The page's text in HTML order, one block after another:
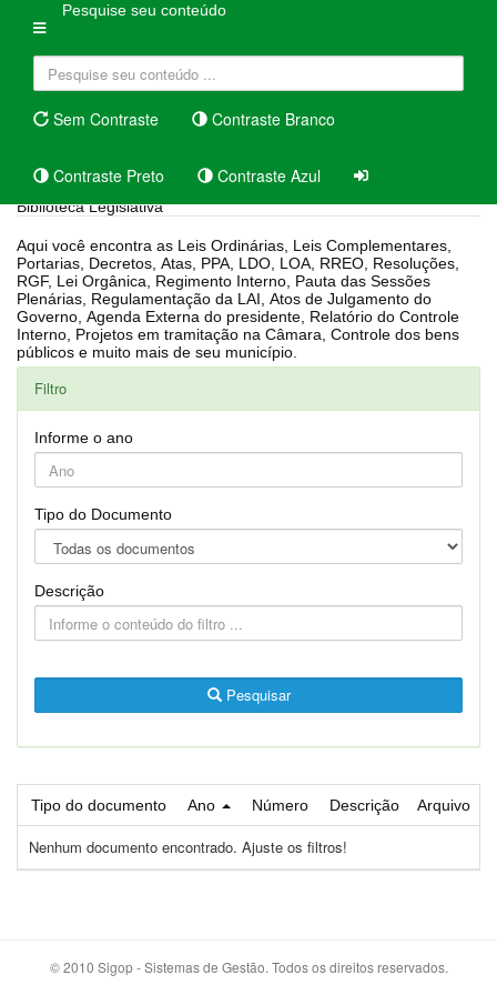
Pesquise seu conteúdo
Sem Contraste Contraste Branco
Contraste Preto Contraste Azul
Biblioteca Legislativa
Aqui você encontra as Leis Ordinárias, Leis Complementares,
Portarias, Decretos, Atas, PPA, LDO, LOA, RREO, Resoluções,
RGF, Lei Orgânica, Regimento Interno, Pauta das Sessões
Plenárias, Regulamentação da LAI, Atos de Julgamento do
Governo, Agenda Externa do presidente, Relatório do Controle
Interno, Projetos em tramitação na Câmara, Controle dos bens
públicos e muito mais de seu município.
Filtro
Informe o ano
Tipo do Documento
Descrição
Pesquisar
Tipo do documento Ano Número Descrição Arquivo
Nenhum documento encontrado. Ajuste os filtros!
© 2010 Sigop - Sistemas de Gestão. Todos os direitos reservados.